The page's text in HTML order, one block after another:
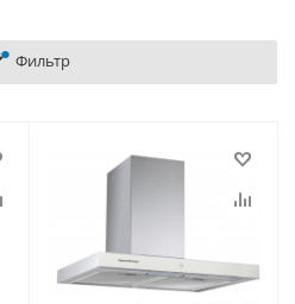
Фильтр